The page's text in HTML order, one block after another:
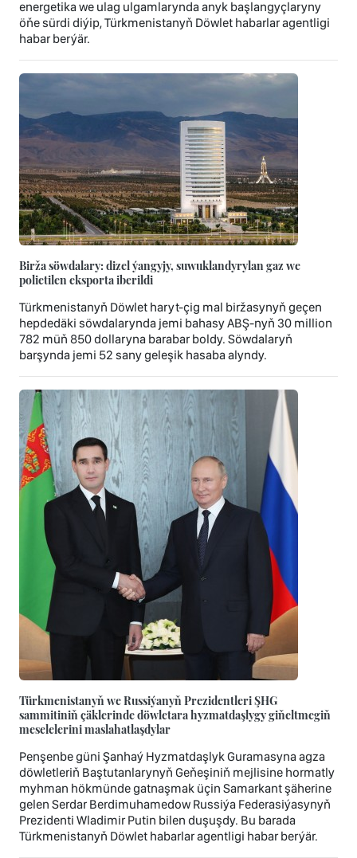
energetika we ulag ulgamlarynda anyk başlangyçlaryny
öňe sürdi diýip, Türkmenistanyň Döwlet habarlar agentligi
habar berýär.
Birža söwdalary: dizel ýangyjy, suwuklandyrylan gaz we
polietilen eksporta iberildi
Türkmenistanyň Döwlet haryt-çig mal biržasynyň geçen
hepdedäki söwdalarynda jemi bahasy ABŞ-nyň 30 million
782 müň 850 dollaryna barabar boldy. Söwdalaryň
barşynda jemi 52 sany geleşik hasaba alyndy.
Türkmenistanyň we Russiýanyň Prezidentleri ŞHG
sammitiniň çäklerinde döwletara hyzmatdaşlygy giňeltmegiň
meselelerini maslahatlaşdylar
Penşenbe güni Şanhaý Hyzmatdaşlyk Guramasyna agza
döwletleriň Baştutanlarynyň Geňeşiniň mejlisine hormatly
myhman hökmünde gatnaşmak üçin Samarkant şäherine
gelen Serdar Berdimuhamedow Russiýa Federasiýasynyň
Prezidenti Wladimir Putin bilen duşuşdy. Bu barada
Türkmenistanyň Döwlet habarlar agentligi habar berýär.